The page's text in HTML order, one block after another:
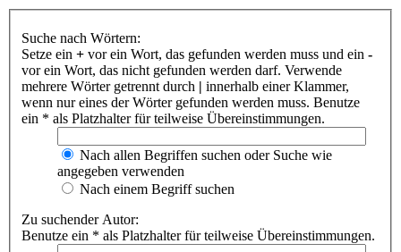
Suche nach Wörtern:
Setze ein + vor ein Wort, das gefunden werden muss und ein -
vor ein Wort, das nicht gefunden werden darf. Verwende
mehrere Wörter getrennt durch | innerhalb einer Klammer,
wenn nur eines der Wörter gefunden werden muss. Benutze
ein * als Platzhalter für teilweise Übereinstimmungen.
Nach allen Begriffen suchen oder Suche wie
angegeben verwenden
Nach einem Begriff suchen
Zu suchender Autor:
Benutze ein * als Platzhalter für teilweise Übereinstimmungen.